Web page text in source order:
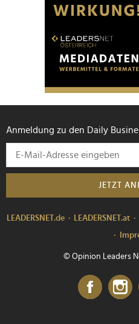
Anmeldung zu den Daily
JETZT
LEADERSNET.de LEADERSNET.at
© Opinion Leaders